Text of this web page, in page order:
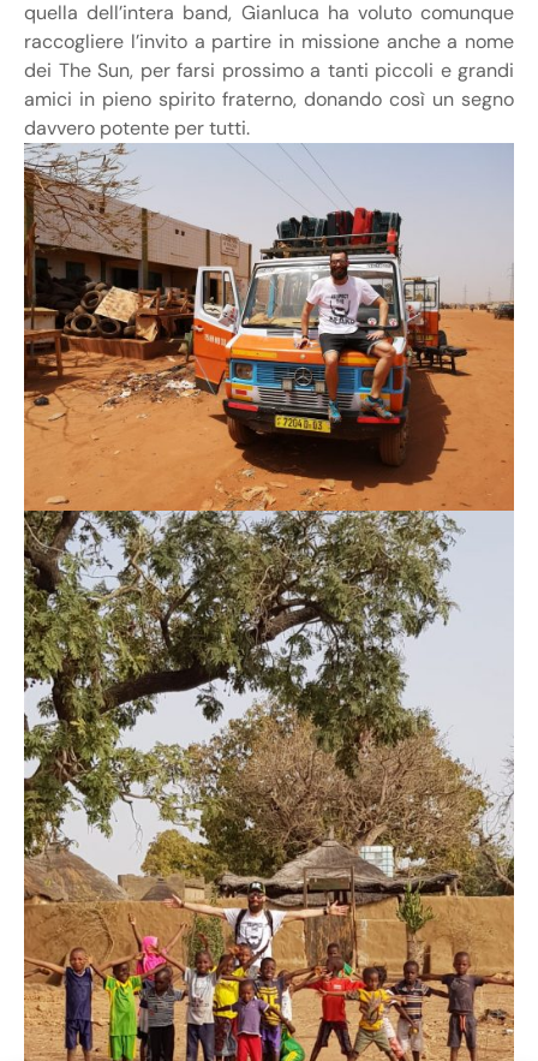
quella dell’intera band, Gianluca ha voluto comunque
raccogliere l’invito a partire in missione anche a nome
dei The Sun, per farsi prossimo a tanti piccoli e grandi
amici in pieno spirito fraterno, donando così un segno
davvero potente per tutti.